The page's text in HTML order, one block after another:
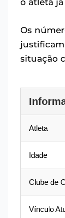
o atleta
Os
situação
Atleta
Idade
Clube de
Vínculo